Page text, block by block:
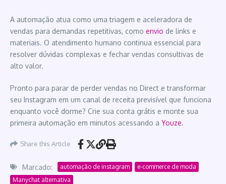
A automação atua como uma triagem e aceleradora de
vendas para demandas repetitivas, como envio de links e
materiais. O atendimento humano continua essencial para
resolver dúvidas complexas e fechar vendas consultivas de
alto valor.
Pronto para parar de perder vendas no Direct e transformar
seu Instagram em um canal de receita previsível que funciona
enquanto você dorme? Crie sua conta grátis e monte sua
primeira automação em minutos acessando a Youze.
Share this Article
Marcado: automação de instagram
e-commerce de moda
Manychat alternativa